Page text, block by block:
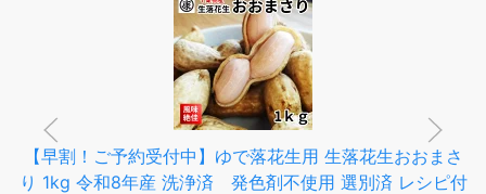
【早割！ご予約受付中】ゆで落花生用 生落花生おおまさ
り 1kg 令和8年産 洗浄済 発色剤不使用 選別済 レシピ付